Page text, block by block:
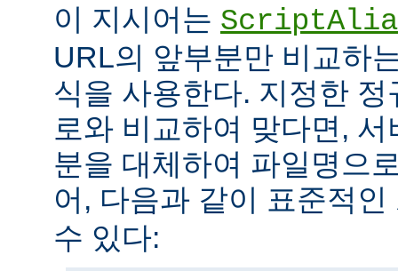
이 지시어는
URL의 앞부분만 비교하
식을 사용한다. 지정한
로와 비교하여 맞다면,
분을 대체하여 파일명으
어, 다음과 같이 표준적인
수 있다: